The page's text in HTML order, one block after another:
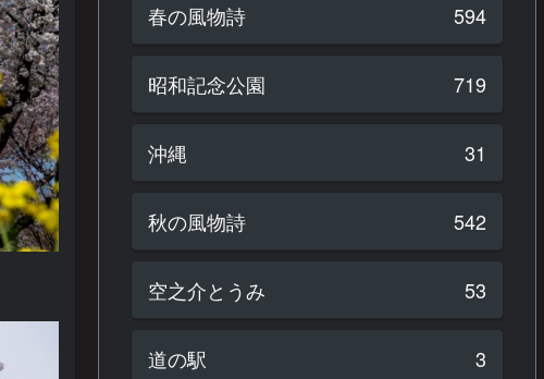
春の風物詩 594
昭和記念公園 719
沖縄 31
秋の風物詩 542
空之介とうみ 53
道の駅 3